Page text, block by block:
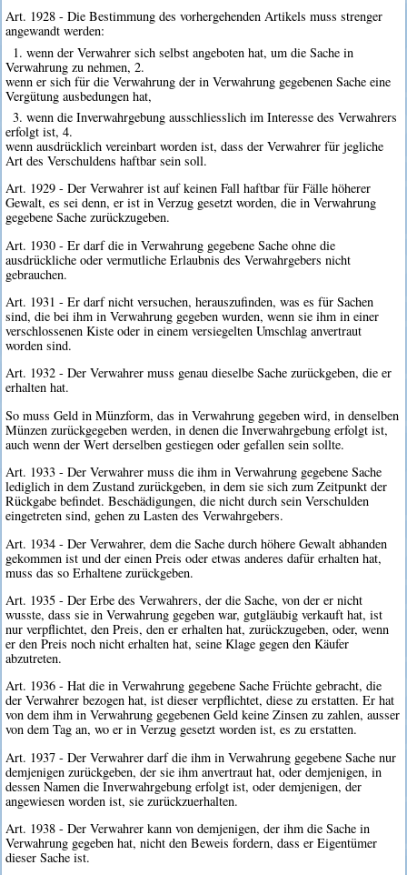
Art. 1928 - Die Bestimmung des vorhergehenden Artikels muss strenger
angewandt werden:
1. wenn der Verwahrer sich selbst angeboten hat, um die Sache in
Verwahrung zu nehmen, 2.
wenn er sich für die Verwahrung der in Verwahrung gegebenen Sache eine
Vergütung ausbedungen hat,
3. wenn die Inverwahrgebung ausschliesslich im Interesse des Verwahrers
erfolgt ist, 4.
wenn ausdrücklich vereinbart worden ist, dass der Verwahrer für jegliche
Art des Verschuldens haftbar sein soll.
Art. 1929 - Der Verwahrer ist auf keinen Fall haftbar für Fälle höherer
Gewalt, es sei denn, er ist in Verzug gesetzt worden, die in Verwahrung
gegebene Sache zurückzugeben.
Art. 1930 - Er darf die in Verwahrung gegebene Sache ohne die
ausdrückliche oder vermutliche Erlaubnis des Verwahrgebers nicht
gebrauchen.
Art. 1931 - Er darf nicht versuchen, herauszufinden, was es für Sachen
sind, die bei ihm in Verwahrung gegeben wurden, wenn sie ihm in einer
verschlossenen Kiste oder in einem versiegelten Umschlag anvertraut
worden sind.
Art. 1932 - Der Verwahrer muss genau dieselbe Sache zurückgeben, die er
erhalten hat.
So muss Geld in Münzform, das in Verwahrung gegeben wird, in denselben
Münzen zurückgegeben werden, in denen die Inverwahrgebung erfolgt ist,
auch wenn der Wert derselben gestiegen oder gefallen sein sollte.
Art. 1933 - Der Verwahrer muss die ihm in Verwahrung gegebene Sache
lediglich in dem Zustand zurückgeben, in dem sie sich zum Zeitpunkt der
Rückgabe befindet. Beschädigungen, die nicht durch sein Verschulden
eingetreten sind, gehen zu Lasten des Verwahrgebers.
Art. 1934 - Der Verwahrer, dem die Sache durch höhere Gewalt abhanden
gekommen ist und der einen Preis oder etwas anderes dafür erhalten hat,
muss das so Erhaltene zurückgeben.
Art. 1935 - Der Erbe des Verwahrers, der die Sache, von der er nicht
wusste, dass sie in Verwahrung gegeben war, gutgläubig verkauft hat, ist
nur verpflichtet, den Preis, den er erhalten hat, zurückzugeben, oder, wenn
er den Preis noch nicht erhalten hat, seine Klage gegen den Käufer
abzutreten.
Art. 1936 - Hat die in Verwahrung gegebene Sache Früchte gebracht, die
der Verwahrer bezogen hat, ist dieser verpflichtet, diese zu erstatten. Er hat
von dem ihm in Verwahrung gegebenen Geld keine Zinsen zu zahlen, ausser
von dem Tag an, wo er in Verzug gesetzt worden ist, es zu erstatten.
Art. 1937 - Der Verwahrer darf die ihm in Verwahrung gegebene Sache nur
demjenigen zurückgeben, der sie ihm anvertraut hat, oder demjenigen, in
dessen Namen die Inverwahrgebung erfolgt ist, oder demjenigen, der
angewiesen worden ist, sie zurückzuerhalten.
Art. 1938 - Der Verwahrer kann von demjenigen, der ihm die Sache in
Verwahrung gegeben hat, nicht den Beweis fordern, dass er Eigentümer
dieser Sache ist.